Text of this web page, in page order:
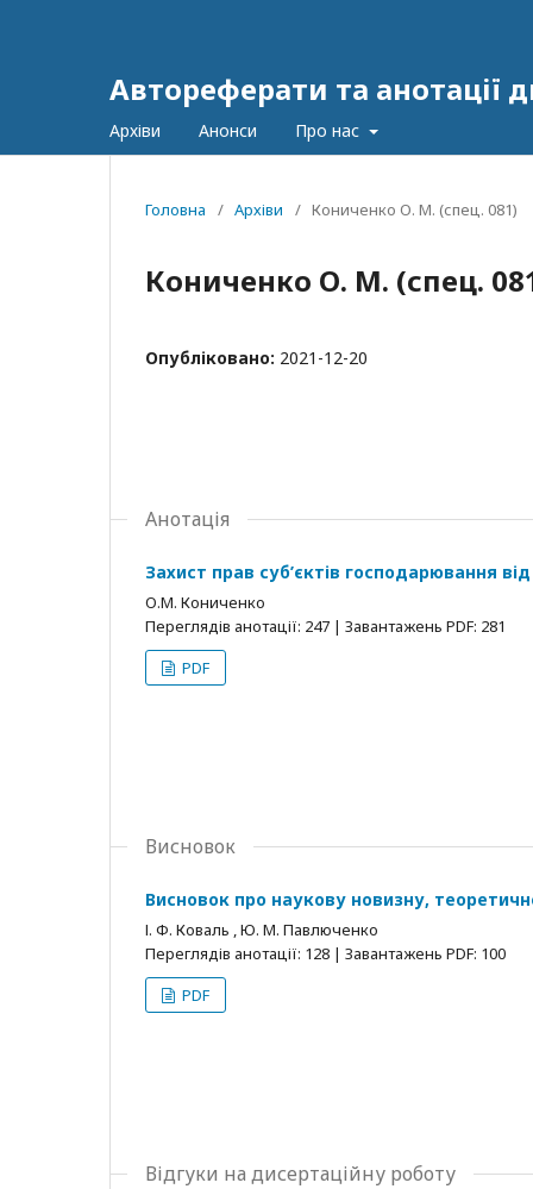
Автореферати та анотації
Архіви Анонси Про нас
Головна / Архіви / Кониченко О. М. (спец. 081)
Кониченко О. М. (спец.
Опубліковано: 2021-12-20
Анотація
Захист прав суб’єктів господарювання
О.М. Кониченко
Переглядів анотації: 247 | Завантажень PDF: 281
PDF
Висновок
Висновок про наукову новизну,
І. Ф. Коваль , Ю. М. Павлюченко
Переглядів анотації: 128 | Завантажень PDF: 100
PDF
Відгуки на дисертаційну роботу